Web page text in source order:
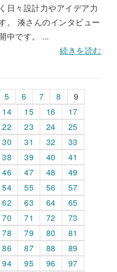
日々設計力やアイデア力
。 湊さんのインタビュー
中です。 ...
続きを読む
5 6 7 8
9
14 15 16
17
22 23 24
25
30 31 32
33
38 39 40
41
46 47 48
49
54 55 56
57
62 63 64
65
70 71 72
73
78 79 80
81
86 87 88
89
94 95 96
97